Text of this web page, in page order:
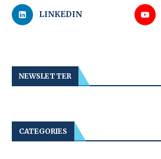
LINKEDIN
NEWSLETTER
CATEGORIES